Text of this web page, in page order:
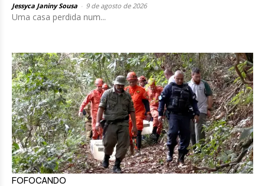
Jessyca Janiny Sousa 9 de agosto de 2026
Uma casa perdida num...
FOFOCANDO